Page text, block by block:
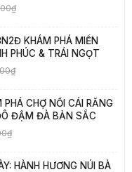
KHÁM PHÁ MIỀN
PHÚC & TRÁI NGỌT
CHỢ NỔI CÁI RĂNG
ĐẬM ĐÀ BẢN SẮC
HÀNH HƯƠNG NÚI BÀ